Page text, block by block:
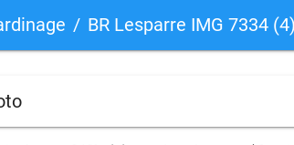
BR Lesparre IMG 7334 (4)